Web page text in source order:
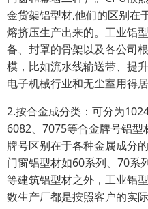
金货架铝型材,他们的区别在
熔挤压生产出来的。工业铝
备、封罩的骨架以及各公司
模，比如流水线输送带、提
电子机械行业和无尘室用得
2.按合金成分类：可分为
6082、7075等合金牌号铝
牌号区别在于各种金属成分
门窗铝型材如60系列、70系
等建筑铝型材之外，工业铝
数生产厂都是按照客户的实际